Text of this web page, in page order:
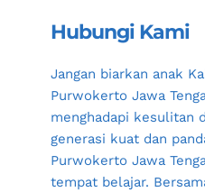
Hubungi Kami
Jangan biarkan anak
Purwokerto Jawa
menghadapi kesulitan
generasi kuat dan
Purwokerto Jawa
tempat belajar.